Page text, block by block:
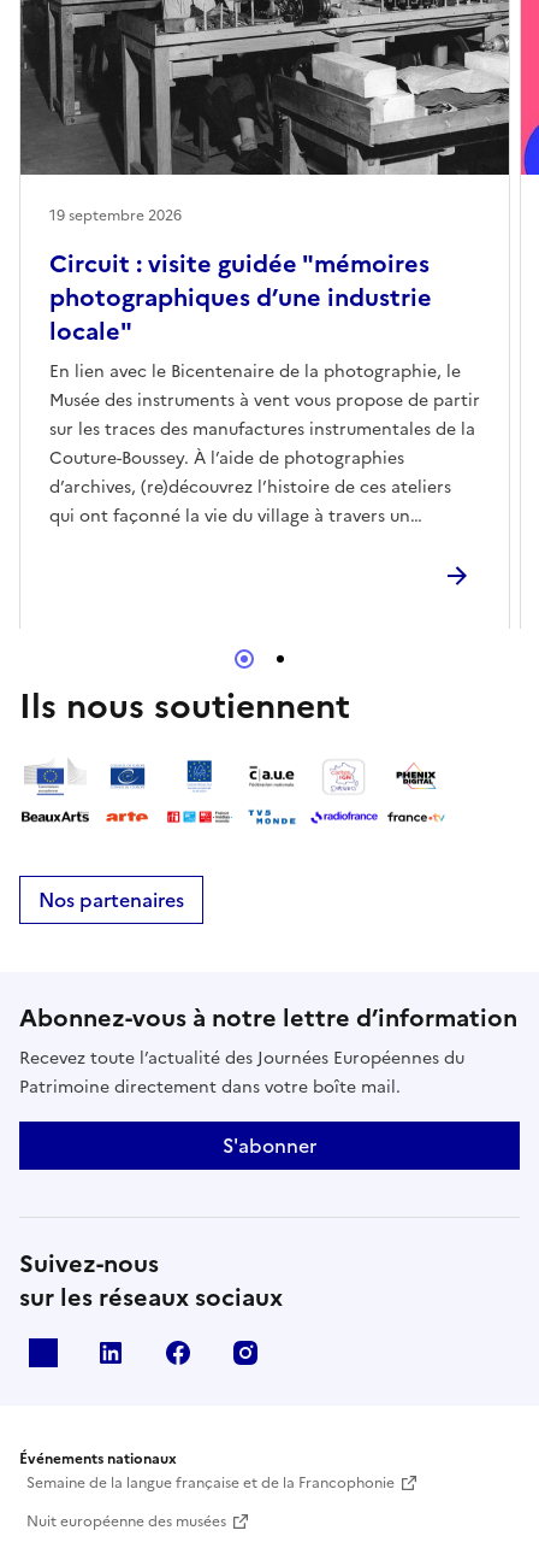
Circuit : visite guidée "mémoires
photographiques d’une industrie
locale"
En lien avec le Bicentenaire de la photographie, le
Musée des instruments à vent vous propose de partir
sur les traces des manufactures instrumentales de la
Couture-Boussey. À l’aide de photographies
d’archives, (re)découvrez l’histoire de ces ateliers
qui ont façonné la vie du village à travers un
19 septembre 2026
Ils nous soutiennent
Nos partenaires
Abonnez-vous à notre lettre d’information
Recevez toute l’actualité des Journées Européennes du
Patrimoine directement dans votre boîte mail.
S'abonner
Suivez-nous
sur les réseaux sociaux
Linkedin Facebook
Événements nationaux
Semaine de la langue française et de la Francophonie
Nuit européenne des musées